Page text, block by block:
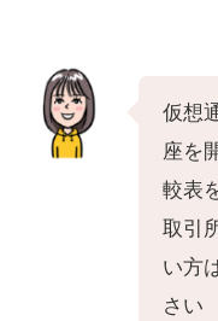
仮想
座を
較表
取引
い方
さい